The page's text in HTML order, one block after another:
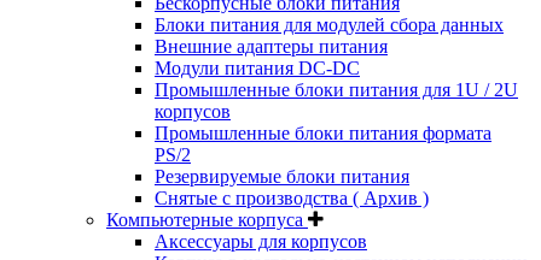
Блоки питания для модулей сбора данных
Внешние адаптеры питания
Модули питания DC-DC
Промышленные блоки питания для 1U / 2U
корпусов
Промышленные блоки питания формата
PS/2
Резервируемые блоки питания
Снятые с производства ( Архив )
Компьютерные корпуса
Аксессуары для корпусов